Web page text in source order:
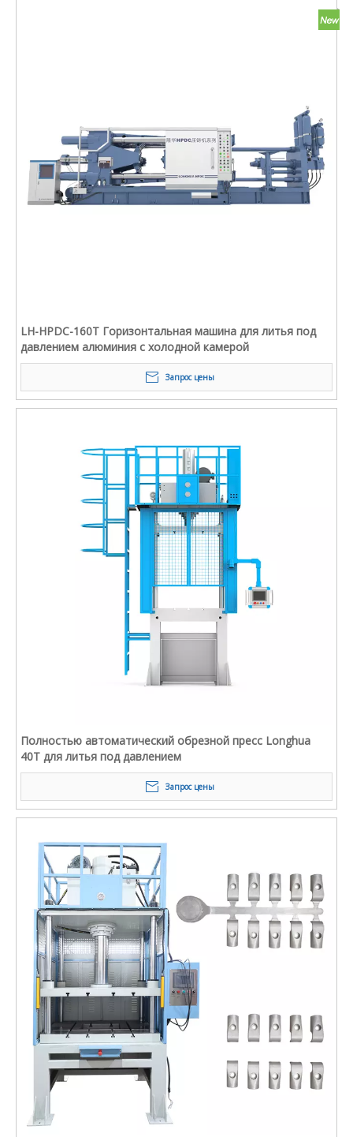
LH-HPDC-160T Горизонтальная машина для литья под
давлением алюминия с холодной камерой
Запрос цены
Полностью автоматический обрезной пресс Longhua
40T для литья под давлением
Запрос цены